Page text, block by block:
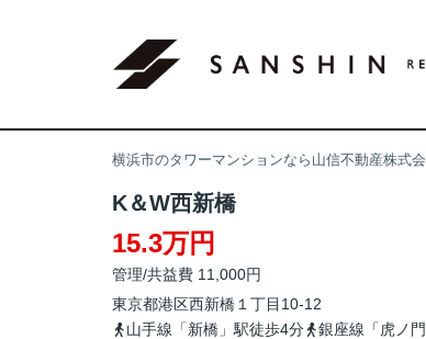
横浜市のタワーマンションなら山信不動産株式
K＆W西新橋
15.3万円
管理/共益費 11,000円
東京都港区西新橋 １丁目10-12
山手線「新橋」駅徒歩4分
銀座線「虎ノ